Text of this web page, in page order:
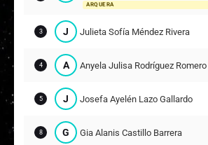
ARQUERA
3 J Julieta Sofía Méndez Rivera
4 A Anyela Julisa Rodríguez Romero
5 J Josefa Ayelén Lazo Gallardo
8 G Gia Alanis Castillo Barrera